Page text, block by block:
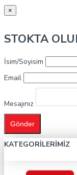
×
STOKTA
İsim/Soyisim
Email
Mesajınız
Gönder
KATEGORILERIMIZ